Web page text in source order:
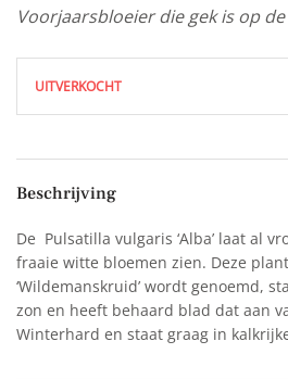
Voorjaarsbloeier die gek is op
UITVERKOCHT
Beschrijving
De Pulsatilla vulgaris ‘Alba’ laat al
fraaie witte bloemen zien. Deze
‘Wildemanskruid’ wordt genoemd,
zon en heeft behaard blad dat aan
Winterhard en staat graag in